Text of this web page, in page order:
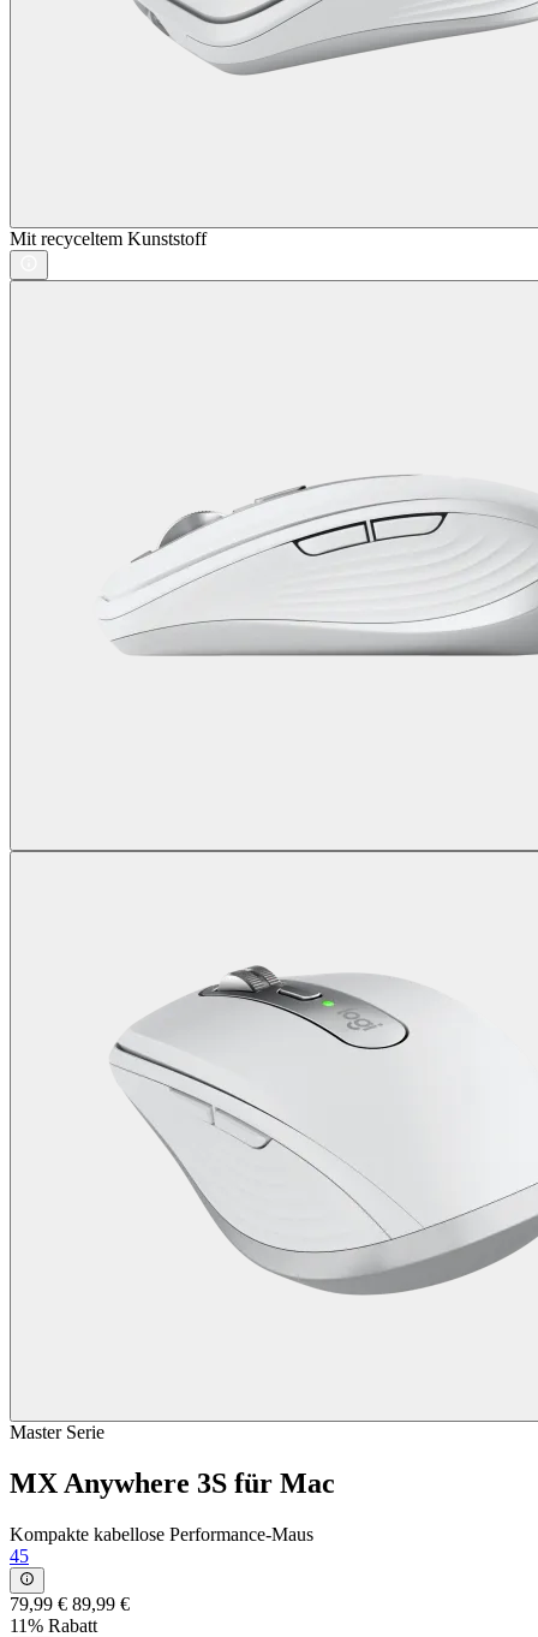
Mit recyceltem Kunststoff
Master Serie
MX Anywhere 3S für Mac
Kompakte kabellose Performance-Maus
45
79,99 € 89,99 €
11% Rabatt